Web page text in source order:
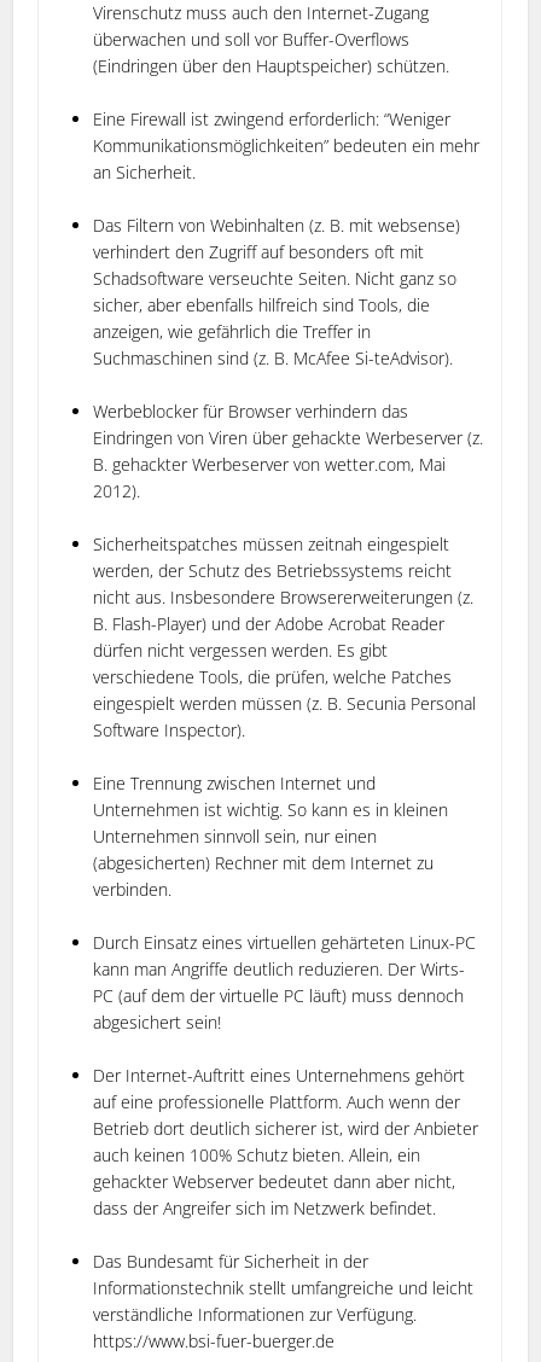
Virenschutz muss auch den Internet-Zugang
überwachen und soll vor Buffer-Overflows
(Eindringen über den Hauptspeicher) schützen.
Eine Firewall ist zwingend erforderlich: “Weniger
Kommunikationsmöglichkeiten” bedeuten ein mehr
an Sicherheit.
Das Filtern von Webinhalten (z. B. mit websense)
verhindert den Zugriff auf besonders oft mit
Schadsoftware verseuchte Seiten. Nicht ganz so
sicher, aber ebenfalls hilfreich sind Tools, die
anzeigen, wie gefährlich die Treffer in
Suchmaschinen sind (z. B. McAfee Si-teAdvisor).
Werbeblocker für Browser verhindern das
Eindringen von Viren über gehackte Werbeserver (z.
B. gehackter Werbeserver von wetter.com, Mai
2012).
Sicherheitspatches müssen zeitnah eingespielt
werden, der Schutz des Betriebssystems reicht
nicht aus. Insbesondere Browsererweiterungen (z.
B. Flash-Player) und der Adobe Acrobat Reader
dürfen nicht vergessen werden. Es gibt
verschiedene Tools, die prüfen, welche Patches
eingespielt werden müssen (z. B. Secunia Personal
Software Inspector).
Eine Trennung zwischen Internet und
Unternehmen ist wichtig. So kann es in kleinen
Unternehmen sinnvoll sein, nur einen
(abgesicherten) Rechner mit dem Internet zu
verbinden.
Durch Einsatz eines virtuellen gehärteten Linux-PC
kann man Angriffe deutlich reduzieren. Der Wirts-
PC (auf dem der virtuelle PC läuft) muss dennoch
abgesichert sein!
Der Internet-Auftritt eines Unternehmens gehört
auf eine professionelle Plattform. Auch wenn der
Betrieb dort deutlich sicherer ist, wird der Anbieter
auch keinen 100% Schutz bieten. Allein, ein
gehackter Webserver bedeutet dann aber nicht,
dass der Angreifer sich im Netzwerk befindet.
Das Bundesamt für Sicherheit in der
Informationstechnik stellt umfangreiche und leicht
verständliche Informationen zur Verfügung.
https://www.bsi-fuer-buerger.de